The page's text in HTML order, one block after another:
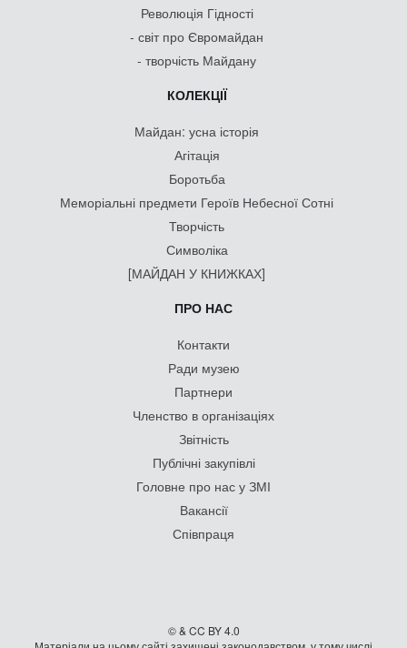
Революція Гідності
- світ про Євромайдан
- творчість Майдану
КОЛЕКЦІЇ
Майдан: усна історія
Агітація
Боротьба
Меморіальні предмети Героїв Небесної Сотні
Творчість
Символіка
[МАЙДАН У КНИЖКАХ]
ПРО НАС
Контакти
Ради музею
Партнери
Членство в організаціях
Звітність
Публічні закупівлі
Головне про нас у ЗМІ
Вакансії
Співпраця
© & CC BY 4.0